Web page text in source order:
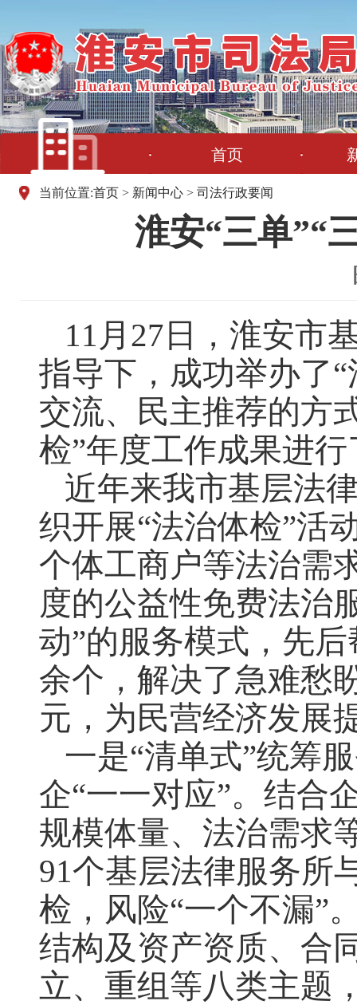
首页
当前位置:首页 > 新闻中心 >司法行政要闻
淮安“三单”“
11月27日，淮安市
指导下，成功举办了
交流、民主推荐的方
检”年度工作成果进
近年来我市基层法
织开展“法治体检”活
个体工商户等法治需
度的公益性免费法治
动”的服务模式，先
余个，解决了急难愁
元，为民营经济发展
一是“清单式”统筹
企“一一对应”。结合
规模体量、法治需求
91个基层法律服务所
检，风险“一个不漏”
结构及资产资质、合
立、重组等八类主题